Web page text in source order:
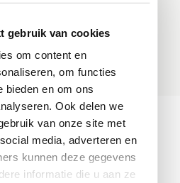
gebruik van cookies
om content en
om functies
bieden en om ons
Ook delen we
van onze site met
media, adverteren en
kunnen deze gegevens
informatie die u aan ze
nieuwe Het gebruik van
steigerhout in de
karakter, eenvoud
veelzijdigheid